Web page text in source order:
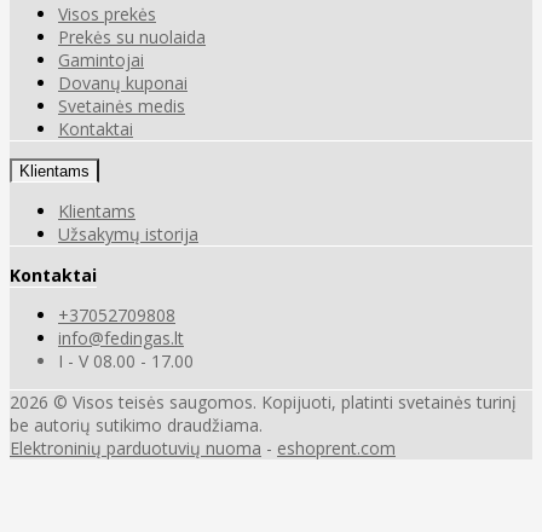
Visos prekės
Prekės su nuolaida
Gamintojai
Dovanų kuponai
Svetainės medis
Kontaktai
Klientams
Klientams
Užsakymų istorija
Kontaktai
+37052709808
info@fedingas.lt
I - V 08.00 - 17.00
2026 © Visos teisės saugomos. Kopijuoti, platinti svetainės turinį
be autorių sutikimo draudžiama.
Elektroninių parduotuvių nuoma - eshoprent.com